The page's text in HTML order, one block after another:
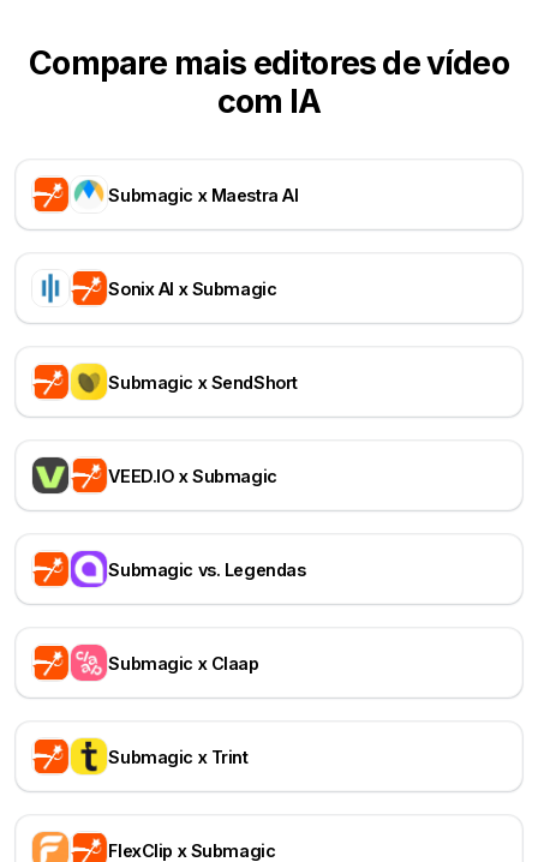
Compare mais editores de vídeo
com IA
Submagic x Maestra AI
Sonix AI x Submagic
Submagic x SendShort
VEED.IO x Submagic
Submagic vs. Legendas
Submagic x Claap
Submagic x Trint
FlexClip x Submagic